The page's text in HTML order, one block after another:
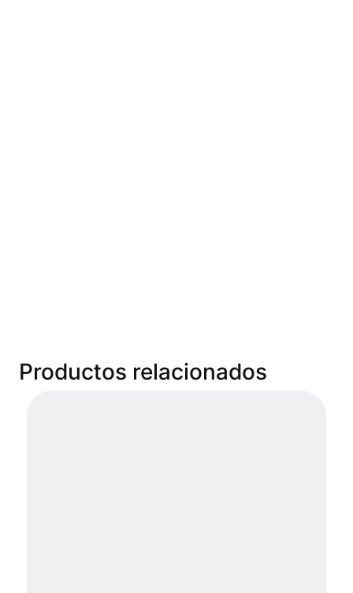
Productos relacionados